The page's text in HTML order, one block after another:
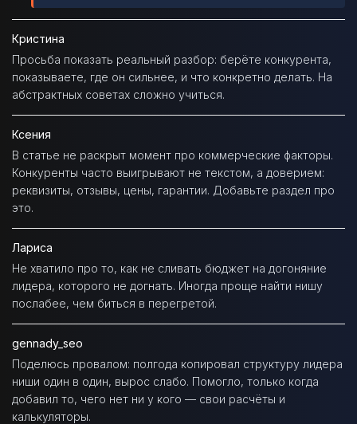
Кристина
Просьба показать реальный разбор: берёте конкурента,
показываете, где он сильнее, и что конкретно делать. На
абстрактных советах сложно учиться.
Ксения
В статье не раскрыт момент про коммерческие факторы.
Конкуренты часто выигрывают не текстом, а доверием:
реквизиты, отзывы, цены, гарантии. Добавьте раздел про
это.
Лариса
Не хватило про то, как не сливать бюджет на догоняние
лидера, которого не догнать. Иногда проще найти нишу
послабее, чем биться в перегретой.
gennady_seo
Поделюсь провалом: полгода копировал структуру лидера
ниши один в один, вырос слабо. Помогло, только когда
добавил то, чего нет ни у кого — свои расчёты и
калькуляторы.